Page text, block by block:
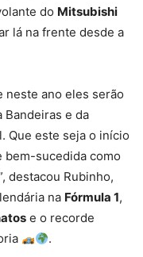
do Mitsubishi
lá na frente desde a
neste ano eles serão
Bandeiras e da
Que este seja o início
bem-sucedida como
destacou Rubinho,
na Fórmula 1,
e o recorde
.